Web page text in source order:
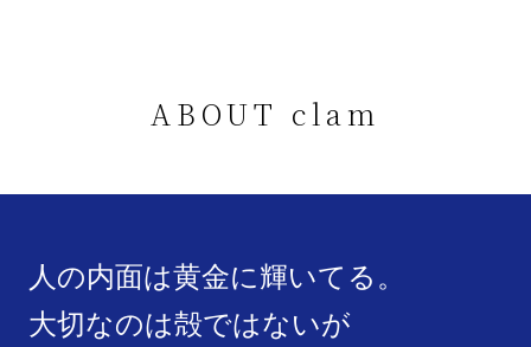
ABOUT clam
人の内面は黄金に輝いてる。
大切なのは殻ではないが